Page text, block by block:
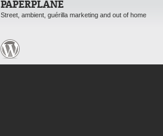
PAPERPLANE
Street, ambient, guérilla marketing and out of home